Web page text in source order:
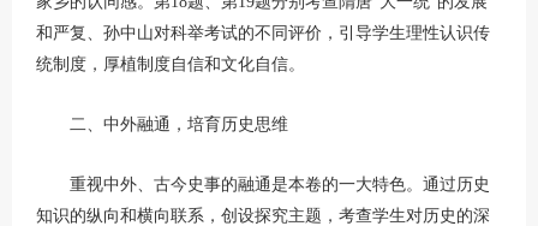
和严复、孙中山对科举考试的不同评价，引导学生理性认识传
统制度，厚植制度自信和文化自信。
二、中外融通，培育历史思维
重视中外、古今史事的融通是本卷的一大特色。通过历史
知识的纵向和横向联系，创设探究主题，考查学生对历史的深